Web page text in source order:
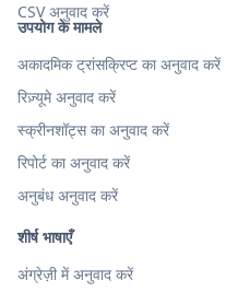
उपयोग के मामले
अकादमिक ट्रांसक्रिप्ट का अनुवाद करें
रिज़्यूमे अनुवाद करें
स्क्रीनशॉट्स का अनुवाद करें
रिपोर्ट का अनुवाद करें
अनुबंध अनुवाद करें
शीर्ष भाषाएँ
अंग्रेज़ी में अनुवाद करें
CSV अनुवाद करें